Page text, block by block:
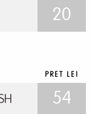
20
PRET LEI
54